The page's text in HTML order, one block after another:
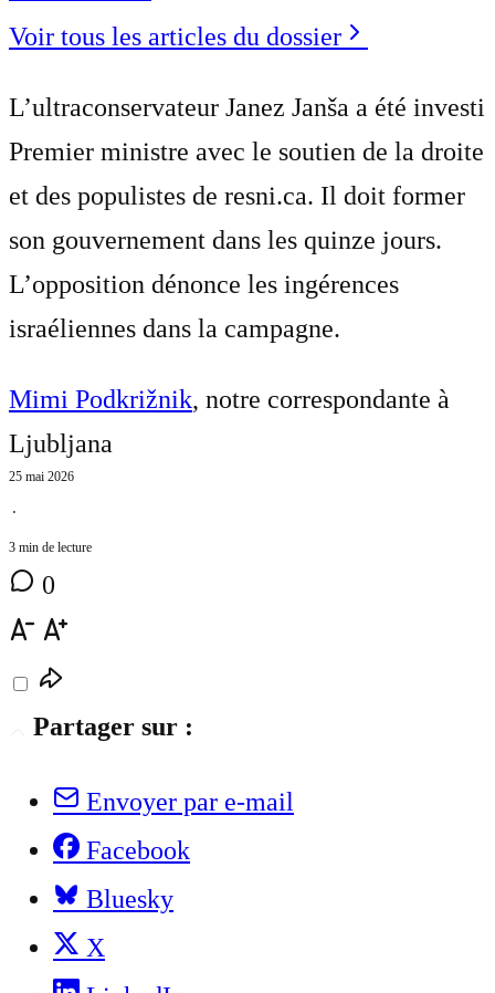
Voir tous les articles du dossier
L’ultraconservateur Janez Janša a été investi
Premier ministre avec le soutien de la droite
et des populistes de resni.ca. Il doit former
son gouvernement dans les quinze jours.
L’opposition dénonce les ingérences
israéliennes dans la campagne.
Mimi Podkrižnik, notre correspondante à
Ljubljana
25 mai 2026
⋅
3 min de lecture
0
Partager sur :
Envoyer par e-mail
Facebook
Bluesky
X